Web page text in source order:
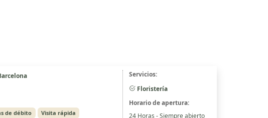
de débito
Visita rápida
Servicios:
Floristería
Horario de apertura:
24 Horas - Siempre abierto